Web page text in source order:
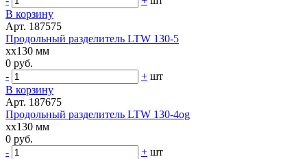
В корзину
Арт. 187575
Продольный разделитель LTW 130-5
xx130 мм
0 руб.
-
+ шт
В корзину
Арт. 187675
Продольный разделитель LTW 130-4og
xx130 мм
0 руб.
-
+ шт